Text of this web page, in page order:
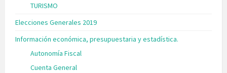
TURISMO
Elecciones Generales 2019
Información económica, presupuestaria y estadística.
Autonomía Fiscal
Cuenta General